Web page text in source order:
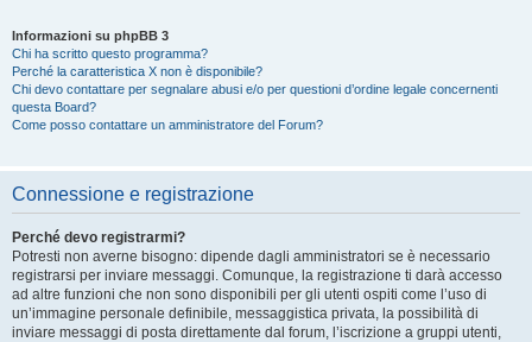
Informazioni su phpBB 3
Chi ha scritto questo programma?
Perché la caratteristica X non è disponibile?
Chi devo contattare per segnalare abusi e/o per questioni d’ordine legale concernenti
questa Board?
Come posso contattare un amministratore del Forum?
Connessione e registrazione
Perché devo registrarmi?
Potresti non averne bisogno: dipende dagli amministratori se è necessario
registrarsi per inviare messaggi. Comunque, la registrazione ti darà accesso
ad altre funzioni che non sono disponibili per gli utenti ospiti come l’uso di
un’immagine personale definibile, messaggistica privata, la possibilità di
inviare messaggi di posta direttamente dal forum, l’iscrizione a gruppi utenti,